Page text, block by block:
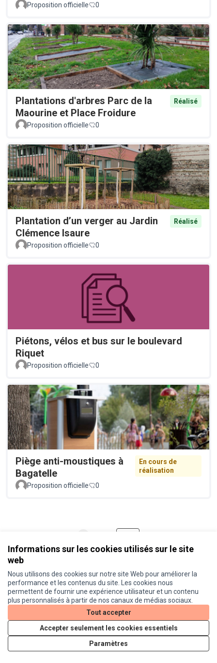
Informations sur les cookies utilisés sur le site
web
Nous utilisons des cookies sur notre site Web pour améliorer la
performance et les contenus du site. Les cookies nous
permettent de fournir une expérience utilisateur et un contenu
plus personnalisés à partir de nos canaux de médias sociaux.
Tout accepter
Accepter seulement les cookies essentiels
Paramètres
Proposition officielle 0
Plantations d'arbres Parc de la
Maourine et Place Froidure
Réalisé
Proposition officielle 0
Plantation d’un verger au Jardin
Clémence Isaure
Réalisé
Proposition officielle 0
Piétons, vélos et bus sur le boulevard
Riquet
Proposition officielle 0
Piège anti-moustiques à
Bagatelle
En cours de
réalisation
Proposition officielle
0
Résultats par page : 50
Voir toutes les propositions retirées
Conditions d'utilisation
Paramètres des cookies
Je participe ! sur X
(Lien externe)
Je participe ! sur Facebook
(Lien externe)
Je participe ! sur Instagram
(Lien externe)